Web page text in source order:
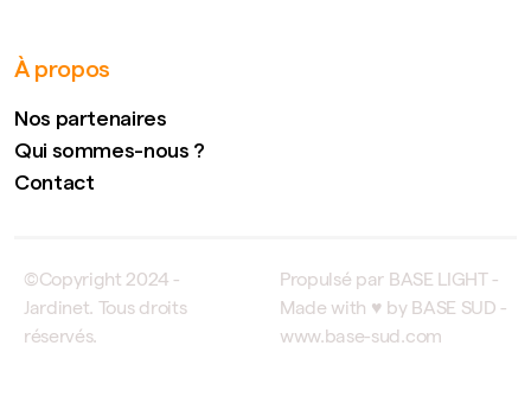
À propos
Nos partenaires
Qui sommes-nous ?
Contact
©Copyright 2024 -
Jardinet. Tous droits
réservés.
Propulsé par BASE LIGHT -
Made with ♥ by BASE SUD -
www.base-sud.com